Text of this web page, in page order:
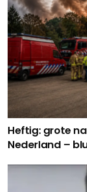
Heftig: grote
Nederland –